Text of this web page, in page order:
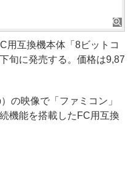
互換機本体「8ビットコ
旬に発売する。価格は9,87
の映像で「ファミコン」
機能を搭載したFC用互換